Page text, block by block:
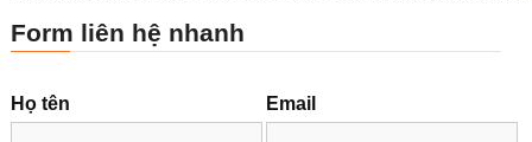
Form liên hệ nhanh
Họ tên Email